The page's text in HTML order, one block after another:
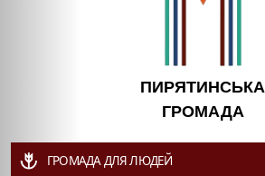
ПИРЯТИНСЬКА
ГРОМАДА
ГРОМАДА ДЛЯ ЛЮДЕЙ